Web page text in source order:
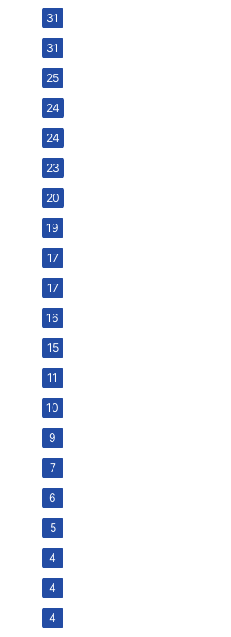
31
31
25
24
24
23
20
19
17
17
16
15
11
10
9
7
6
5
4
4
4